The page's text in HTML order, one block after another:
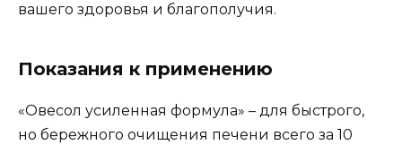
вашего здоровья и благополучия.
Показания к применению
«Овесол усиленная формула» – для быстрого,
но бережного очищения печени всего за 10